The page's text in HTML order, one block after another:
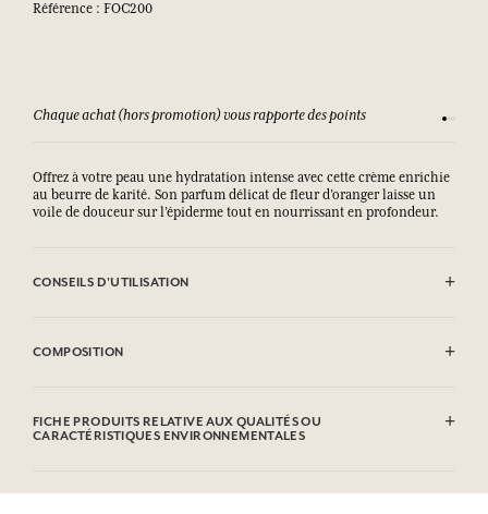
Référence : FOC200
Chaque achat (hors promotion) vous rapporte des points
Offrez à votre peau une hydratation intense avec cette crème enrichie
au beurre de karité. Son parfum délicat de fleur d’oranger laisse un
voile de douceur sur l’épiderme tout en nourrissant en profondeur.
CONSEILS D'UTILISATION
COMPOSITION
Annuus (Sunflower) Seed Oil, Cetyl Alcohol, Caprylic/Capric
Triglyceride, Glycerin, Glyceryl Stearate Citrate, Parfum (Fragrance),
FICHE PRODUITS RELATIVE AUX QUALITÉS OU
CARACTÉRISTIQUES ENVIRONNEMENTALES
Veuillez consulter les qualités ou caractéristiques environnementales